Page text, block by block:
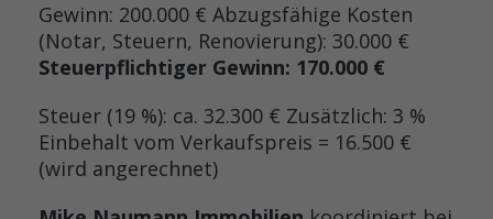
Gewinn: 200.000 € Abzugsfähige Kosten
(Notar, Steuern, Renovierung): 30.000 €
Steuerpflichtiger Gewinn: 170.000 €
Steuer (19 %): ca. 32.300 € Zusätzlich: 3 %
Einbehalt vom Verkaufspreis = 16.500 €
(wird angerechnet)